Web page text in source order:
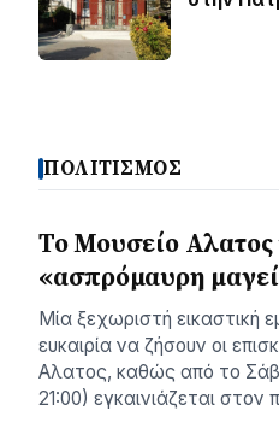
ΠΟΛΙΤΙΣΜΟΣ
Το Μουσείο Αλατος
«ασπρόμαυρη
Μία ξεχωριστή εικαστική
ευκαιρία να ζήσουν οι
Αλατος, καθώς από το
21:00) εγκαινιάζεται